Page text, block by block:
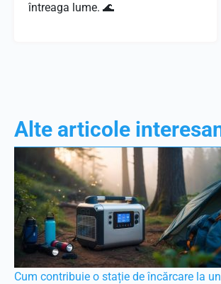
întreaga lume. 🌊
Alte articole
Cum contribuie o stație de încărcare la